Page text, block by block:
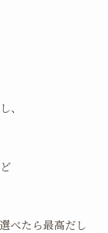
、
べたら最高だし